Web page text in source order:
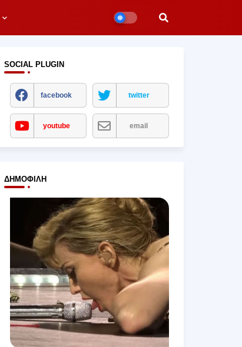
SOCIAL PLUGIN
facebook twitter
youtube email
ΔΗΜΟΦΙΛΉ